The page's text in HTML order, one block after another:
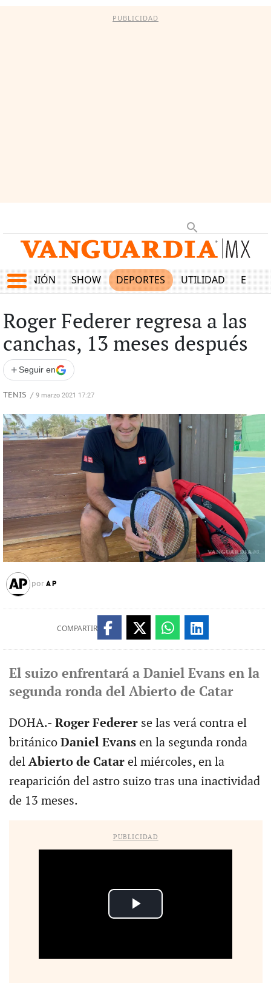
PUBLICIDAD
OPINIÓN SHOW DEPORTES UTILIDAD
Roger Federer regresa a las
canchas, 13 meses después
+ Seguir en
TENIS / 9 marzo 2021 17:27
por AP
COMPARTIR
El suizo enfrentará a Daniel Evans en la
segunda ronda del Abierto de Catar
DOHA.- Roger Federer se las verá contra el
británico Daniel Evans en la segunda ronda
del Abierto de Catar el miércoles, en la
reaparición del astro suizo tras una inactividad
de 13 meses.
PUBLICIDAD